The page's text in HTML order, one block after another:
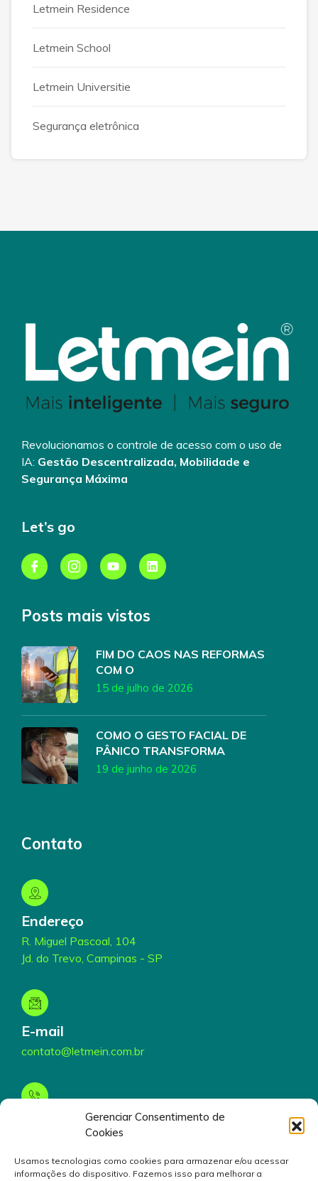
Gerenciar Consentimento de
Cookies
Usamos tecnologias como cookies para armazenar e/ou acessar
informações do dispositivo. Fazemos isso para melhorar a
Letmein Residence
Letmein School
Letmein Universitie
Segurança eletrônica
Revolucionamos o controle de acesso com o uso de
IA: Gestão Descentralizada, Mobilidade e
Segurança Máxima
Let’s go
Posts mais vistos
FIM DO CAOS NAS REFORMAS
COM O
15 de julho de 2026
COMO O GESTO FACIAL DE
PÂNICO TRANSFORMA
19 de junho de 2026
Contato
Endereço
R. Miguel Pascoal, 104
Jd. do Trevo, Campinas - SP
E-mail
contato@letmein.com.br